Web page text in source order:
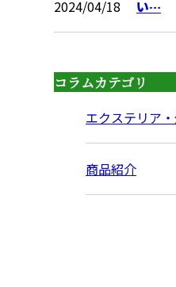
2024/04/18
い…
コラムカテゴリ
エクステリア
商品紹介